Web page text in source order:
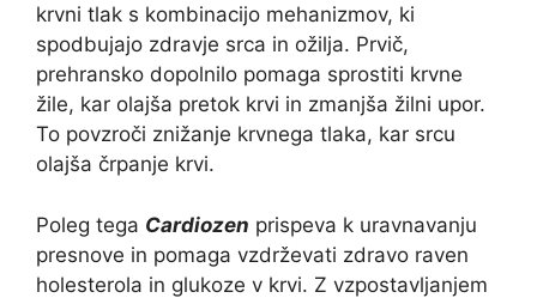
krvni tlak s kombinacijo mehanizmov, ki
spodbujajo zdravje srca in ožilja. Prvič,
prehransko dopolnilo pomaga sprostiti krvne
žile, kar olajša pretok krvi in zmanjša žilni upor.
To povzroči znižanje krvnega tlaka, kar srcu
olajša črpanje krvi.
Poleg tega Cardiozen prispeva k uravnavanju
presnove in pomaga vzdrževati zdravo raven
holesterola in glukoze v krvi. Z vzpostavljanjem